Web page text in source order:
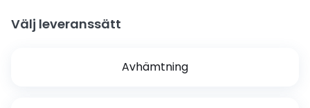
Välj leveranssätt
Avhämtning